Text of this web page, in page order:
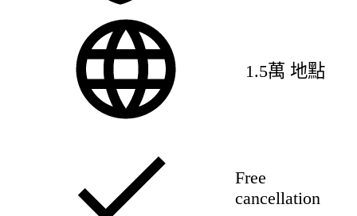
1.5萬 地點
Free
cancellation